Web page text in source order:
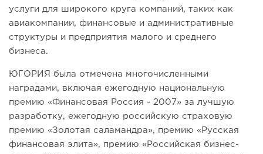
услуги для широкого круга компаний, таких как
авиакомпании, финансовые и административные
структуры и предприятия малого и среднего
бизнеса.
ЮГОРИЯ была отмечена многочисленными
наградами, включая ежегодную национальную
премию «Финансовая Россия - 2007» за лучшую
разработку, ежегодную российскую страховую
премию «Золотая саламандра», премию «Русская
финансовая элита», премию «Российская бизнес-